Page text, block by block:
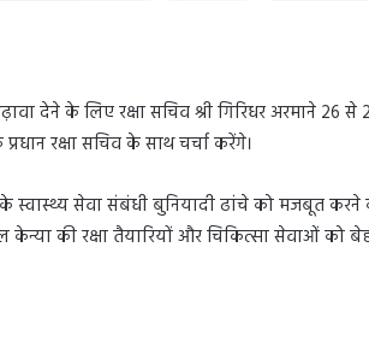
देने के लिए रक्षा सचिव श्री गिरिधर अरमाने 26
रक्षा सचिव के साथ चर्चा करेंगे।
स्वास्थ्य सेवा संबंधी बुनियादी ढांचे को मजबूत
की रक्षा तैयारियों और चिकित्सा सेवाओं को